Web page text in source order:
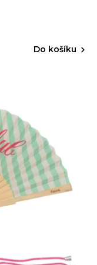
Do košíku